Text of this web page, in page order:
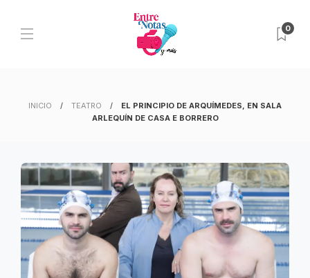
0
INICIO TEATRO
EL PRINCIPIO DE ARQUÍMEDES, EN SALA
ARLEQUÍN DE CASA E BORRERO